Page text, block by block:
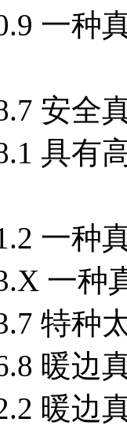
一
安全
具
一种
一
特种
暖边
暖边